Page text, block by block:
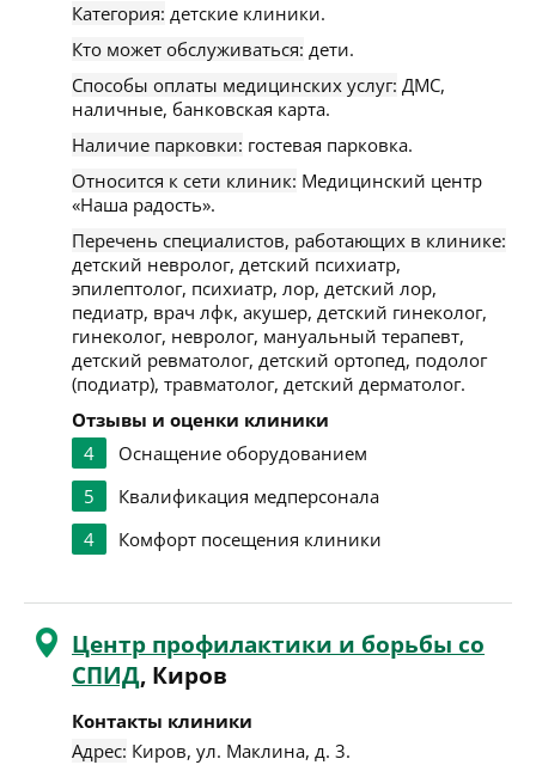
Категория: детские клиники.
Кто может обслуживаться: дети.
Способы оплаты медицинских услуг: ДМС,
наличные, банковская карта.
Наличие парковки: гостевая парковка.
Относится к сети клиник: Медицинский центр
«Наша радость».
Перечень специалистов, работающих в клинике:
детский невролог, детский психиатр,
эпилептолог, психиатр, лор, детский лор,
педиатр, врач лфк, акушер, детский гинеколог,
гинеколог, невролог, мануальный терапевт,
детский ревматолог, детский ортопед, подолог
(подиатр), травматолог, детский дерматолог.
Отзывы и оценки клиники
4
Оснащение оборудованием
5
Квалификация медперсонала
4
Комфорт посещения клиники
Центр профилактики и борьбы со
СПИД, Киров
Контакты клиники
Адрес: Киров, ул. Маклина, д. 3.